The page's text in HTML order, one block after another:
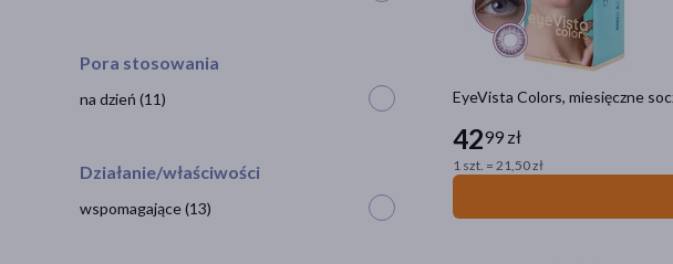
EyeVista Colors, miesięczne
4299 zł
1 szt. = 21,50 zł
Pora stosowania
na dzień (11)
Działanie/właściwości
wspomagające(13)